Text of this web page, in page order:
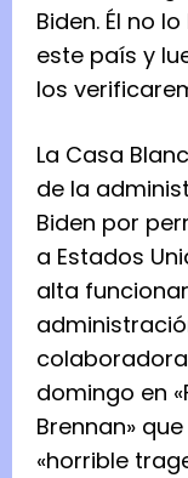
Biden. Él no
este país y
los
La Casa
de la
Biden por
a Estados
alta
colaboradora
domingo en
Brennan»
«horrible